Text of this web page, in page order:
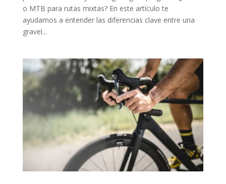
o MTB para rutas mixtas? En este artículo te
ayudamos a entender las diferencias clave entre una
gravel...